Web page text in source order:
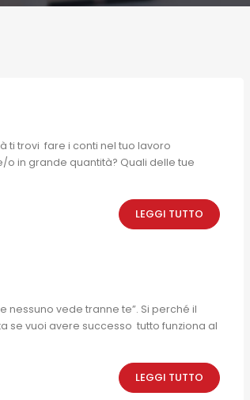
ti trovi fare i conti nel tuo lavoro
in grande quantità? Quali delle tue
LEGGI TUTTO
nessuno vede tranne te”. Si perché il
se vuoi avere successo tutto funziona al
LEGGI TUTTO